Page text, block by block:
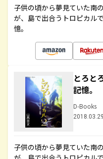
子供の頃から夢見ていた南
が、島で出合うトロピカル
憶。
とろと
記憶。
D-Books
子供の頃から夢見ていた南